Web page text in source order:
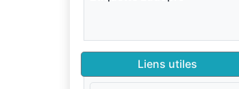
Liens utiles